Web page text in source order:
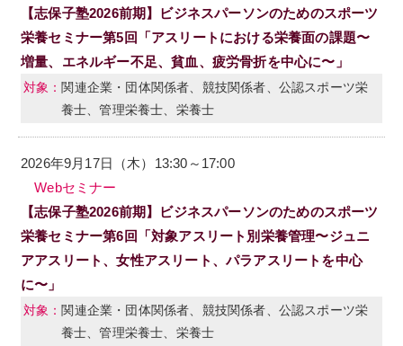
【志保子塾2026前期】ビジネスパーソンのためのスポーツ
栄養セミナー第5回「アスリートにおける栄養面の課題〜
増量、エネルギー不足、貧血、疲労骨折を中心に〜」
関連企業・団体関係者、競技関係者、公認スポーツ栄
養士、管理栄養士、栄養士
2026年9月17日（木）13:30～17:00
Webセミナー
【志保子塾2026前期】ビジネスパーソンのためのスポーツ
栄養セミナー第6回「対象アスリート別栄養管理〜ジュニ
アアスリート、女性アスリート、パラアスリートを中心
に〜」
関連企業・団体関係者、競技関係者、公認スポーツ栄
養士、管理栄養士、栄養士